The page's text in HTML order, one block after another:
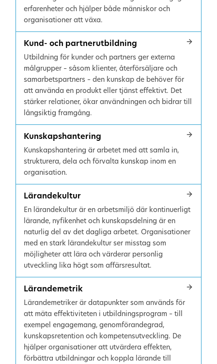
erfarenheter och hjälper både människor och
organisationer att växa.
Kund- och partnerutbildning
Utbildning för kunder och partners ger externa
målgrupper – såsom klienter, återförsäljare och
samarbetspartners – den kunskap de behöver för
att använda en produkt eller tjänst effektivt. Det
stärker relationer, ökar användningen och bidrar till
långsiktig framgång.
Kunskapshantering
Kunskapshantering är arbetet med att samla in,
strukturera, dela och förvalta kunskap inom en
organisation.
Lärandekultur
En lärandekultur är en arbetsmiljö där kontinuerligt
lärande, nyfikenhet och kunskapsdelning är en
naturlig del av det dagliga arbetet. Organisationer
med en stark lärandekultur ser misstag som
möjligheter att lära och värderar personlig
utveckling lika högt som affärsresultat.
Lärandemetrik
Lärandemetriker är datapunkter som används för
att mäta effektiviteten i utbildningsprogram – till
exempel engagemang, genomförandegrad,
kunskapsretention och kompetensutveckling. De
hjälper organisationer att utvärdera effekten,
förbättra utbildningar och koppla lärande till